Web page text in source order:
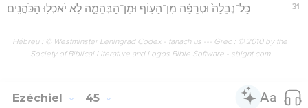
31 כָּל־נְבֵלָה֙ וּטְרֵפָ֔ה מִן־הָע֖וֹף וּמִן־הַבְּהֵמָ֑ה לֹ֥א יֹאכְל֖וּ הַכֹּהֲנִֽים׃
Hébreu : © Westminster Leningrad Codex - tanach.us --- Grec : © 2010 by the
Society of Biblical Literature and Logos Bible Software - sblgnt.com
Ezéchiel 45